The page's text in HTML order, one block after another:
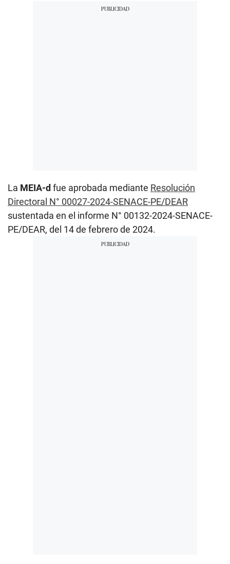
La MEIA-dfue aprobada mediante Resolución
Directoral N° 00027-2024-SENACE-PE/DEAR
sustentada en el informe N° 00132-2024-SENACE-
PE/DEAR, del 14 de febrero de 2024.